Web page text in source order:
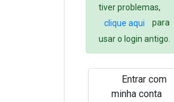
tiver problemas,
clique aqui
para
usar o login antigo.
Entrar com
minha conta